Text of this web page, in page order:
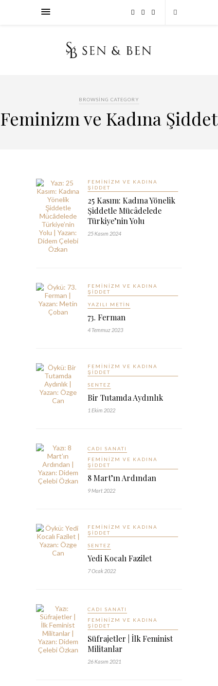
BROWSING CATEGORY
Feminizm ve Kadına Şiddet
FEMINIZM VE KADINA
ŞIDDET
25 Kasım: Kadına Yönelik
Şiddetle Mücâdelede
Türkiye’nin Yolu
25 Kasım 2024
FEMINIZM VE KADINA
ŞIDDET
YAZILI METIN
73. Ferman
4 Temmuz 2023
FEMINIZM VE KADINA
ŞIDDET
SENTEZ
Bir Tutamda Aydınlık
1 Ekim 2022
CADI SANATI
FEMINIZM VE KADINA
ŞIDDET
8 Mart’ın Ardından
9 Mart 2022
FEMINIZM VE KADINA
ŞIDDET
SENTEZ
Yedi Kocalı Fazilet
7 Ocak 2022
CADI SANATI
FEMINIZM VE KADINA
ŞIDDET
Süfrajetler | İlk Feminist
Militanlar
26 Kasım 2021